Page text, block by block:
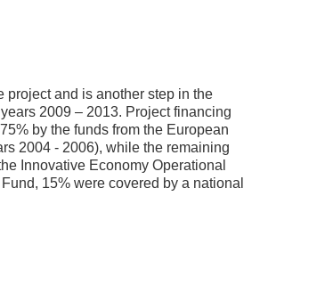
project and is another step in the
2009 – 2013. Project financing
by the funds from the European
2004 - 2006), while the remaining
Innovative Economy Operational
15% were covered by a national